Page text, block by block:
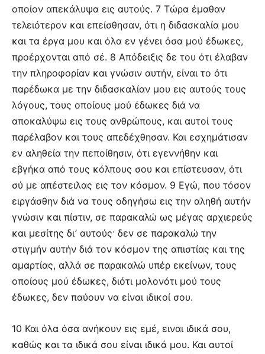
οποίον απεκάλυψα εις αυτούς. 7 Τώρα έμαθαν
τελειότερον και επείσθησαν, ότι η διδασκαλία μου
και τα έργα μου και όλα εν γένει όσα μού έδωκες,
προέρχονται από σέ. 8 Απόδειξις δε του ότι έλαβαν
την πληροφορίαν και γνώσιν αυτήν, είναι το ότι
παρέδωκα με την διδασκαλίαν μου εις αυτούς τους
λόγους, τους οποίους μού έδωκες διά να
αποκαλύψω εις τους ανθρώπους, και αυτοί τους
παρέλαβον και τους απεδέχθησαν. Και εσχημάτισαν
εν αληθεία την πεποίθησιν, ότι εγεννήθην και
εβγήκα από τους κόλπους σου και επίστευσαν, ότι
σύ με απέστειλας εις τον κόσμον. 9 Εγώ, που τόσον
ειργάσθην διά να τους οδηγήσω εις την αληθή αυτήν
γνώσιν και πίστιν, σε παρακαλώ ως μέγας αρχιερεύς
και μεσίτης δι’ αυτούς· δεν σε παρακαλώ την
στιγμήν αυτήν διά τον κόσμον της απιστίας και της
αμαρτίας, αλλά σε παρακαλώ υπέρ εκείνων, τους
οποίους μού έδωκες, διότι μολονότι μού τους
έδωκες, δεν παύουν να είναι ιδικοί σου.
10 Και όλα όσα ανήκουν εις εμέ, ειναι ιδικά σου,
καθώς και τα ιδικά σου είναι ιδικά μου. Και αυτοί